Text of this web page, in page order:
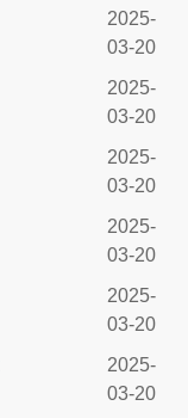
2025-
03-20
2025-
03-20
2025-
03-20
2025-
03-20
2025-
03-20
2025-
03-20